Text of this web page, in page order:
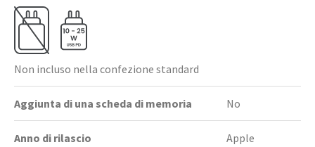
Non incluso nella confezione standard
Aggiunta di una scheda di memoria No
Anno di rilascio Apple